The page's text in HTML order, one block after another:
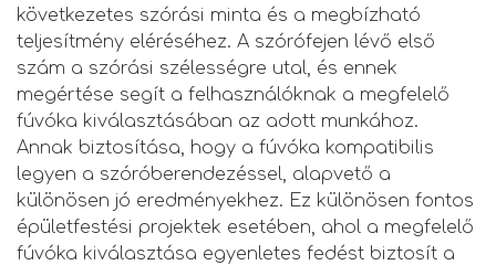
következetes szórási minta és a megbízható
teljesítmény eléréséhez. A szórófejen lévő első
szám a szórási szélességre utal, és ennek
megértése segít a felhasználóknak a megfelelő
fúvóka kiválasztásában az adott munkához.
Annak biztosítása, hogy a fúvóka kompatibilis
legyen a szóróberendezéssel, alapvető a
különösen jó eredményekhez. Ez különösen fontos
épületfestési projektek esetében, ahol a megfelelő
fúvóka kiválasztása egyenletes fedést biztosít a